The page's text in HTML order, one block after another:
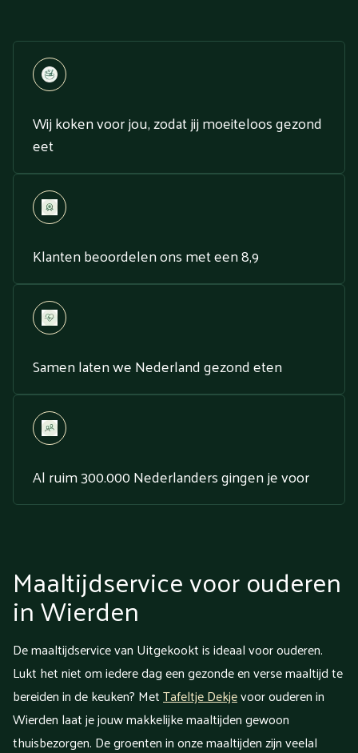
Wij koken voor jou, zodat jij moeiteloos gezond
eet
Klanten beoordelen ons met een 8,9
Samen laten we Nederland gezond eten
Al ruim 300.000 Nederlanders gingen je voor
Maaltijdservice voor ouderen
in Wierden
De maaltijdservice van Uitgekookt is ideaal voor ouderen.
Lukt het niet om iedere dag een gezonde en verse maaltijd te
bereiden in de keuken? MetTafeltje Dekjevoor ouderen in
Wierden laat je jouw makkelijke maaltijden gewoon
thuisbezorgen. De groenten in onze maaltijden zijn veelal